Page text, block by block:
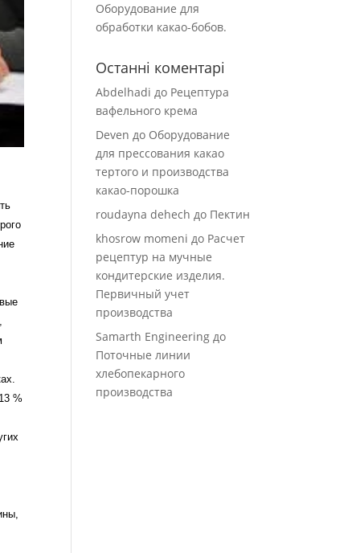
%
Оборудование для
обработки какао-бобов.
Останні коментарі
Abdelhadi до Рецептура
вафельного крема
Deven до Оборудование
для прессования какао
тертого и производства
какао-порошка
roudayna dehech до Пектин
khosrow momeni до Расчет
рецептур на мучные
кондитерские изделия.
Первичный учет
производства
Samarth Engineering до
Поточные линии
хлебопекарного
производства